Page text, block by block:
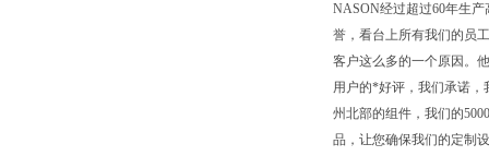
NASON经过超过60年生
誉，看台上所有我们的员
客户这么多的一个原因。
用户的*好评，我们承诺，
州北部的组件，我们的
品，让您确保我们的定制